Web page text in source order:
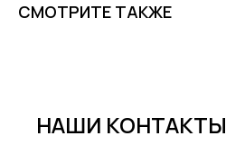
СМОТРИТЕ ТАКЖЕ
НАШИ КОНТАКТЫ